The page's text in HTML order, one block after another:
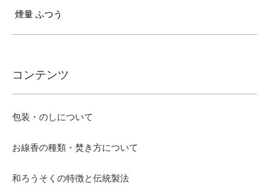
煙量 ふつう
コンテンツ
包装・のしについて
お線香の種類・焚き方について
和ろうそくの特徴と伝統製法